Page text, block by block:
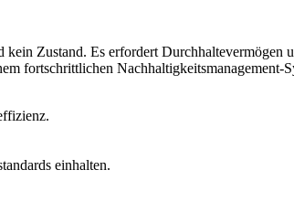
Zustand. Es erfordert Durchhaltevermögen
fortschrittlichen Nachhaltigkeitsmanagement-
einhalten.